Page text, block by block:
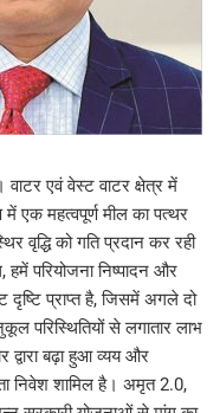
एवं वेस्ट वाटर क्षेत्र में
में एक महत्वपूर्ण मील का पत्थर
वृद्धि को गति प्रदान कर रही
परियोजना निष्पादन और
प्राप्त है, जिसमें अगले दो
परिस्थितियों से लगातार लाभ
बढ़ा हुआ व्यय और
निवेश शामिल है। अमृत 2.0,